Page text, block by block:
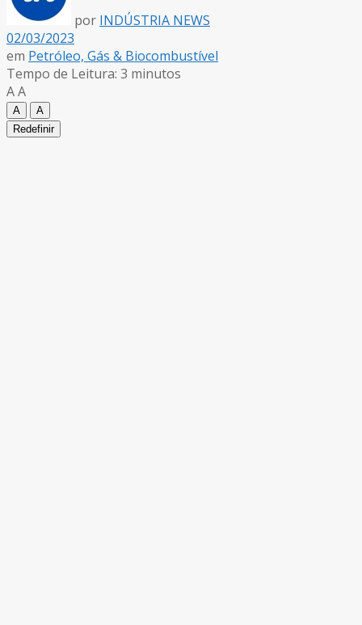
por INDÚSTRIA NEWS
02/03/2023
em Petróleo, Gás & Biocombustível
Tempo de Leitura: 3 minutos
AA
A
A
Redefinir